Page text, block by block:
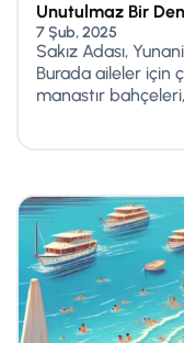
Unutulmaz Bir
7 Şub, 2025
Sakız Adası,
Burada aileler için
manastır